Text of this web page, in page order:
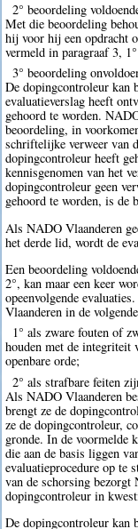
2° beoordeling
Met die beoordeling
hij voor hij een opdracht
vermeld in paragraaf 3,
3° beoordeling
De dopingcontroleur kan
evaluatieverslag heeft
gehoord te worden.
beoordeling, in
schriftelijke verweer van
dopingcontroleur heeft
kennisgenomen van het
dopingcontroleur geen
gehoord te worden, is de
Als NADO Vlaanderen
het derde lid, wordt de
Een beoordeling
2°, kan maar een keer
opeenvolgende
Vlaanderen in de
1° als zware fouten of
houden met de integriteit
openbare orde;
2° als strafbare feiten
Als NADO Vlaanderen
brengt ze de
ze de dopingcontroleur,
gronde. In de voormelde
die aan de basis liggen
evaluatieprocedure op te
van de schorsing bezorgt
dopingcontroleur in
De dopingcontroleur kan